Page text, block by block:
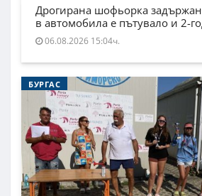
Дрогирана шофьорка
в автомобила е пътувало и 2-
06.08.2026 15:04ч.
БУРГАС